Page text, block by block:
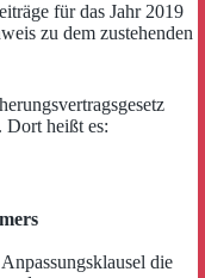
für das Jahr 2019
zu dem zustehenden
heißt es:
die